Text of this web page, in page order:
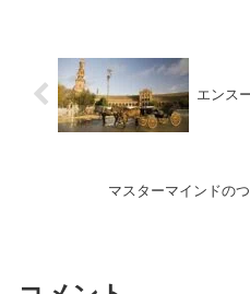
エンス
マスターマインドの